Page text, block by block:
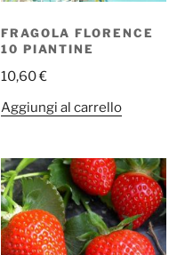
FRAGOLA FLORENCE
10 PIANTINE
10,60€
Aggiungi al carrello